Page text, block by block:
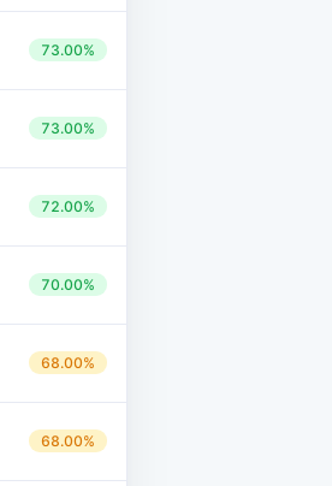
73.00%
73.00%
72.00%
70.00%
68.00%
68.00%